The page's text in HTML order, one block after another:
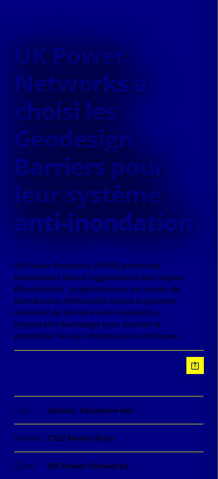
UK Power
Networks a
choisi les
Geodesign
Barriers pour
leur système
anti-inondation
UK Power Networks (UKPN) prend des
précautions face à l’aggravation des risques
d’inondation. Le gestionnaire du réseau de
distribution d’électricité utilise le système
innovant de barrière anti-inondation
temporaire Geodesign pour assurer la
protection de ses infrastructures critiques.
Lieu: Sussex, Royaume-Uni
Modèle: C122 Heavy Duty
Client: UK Power Networks